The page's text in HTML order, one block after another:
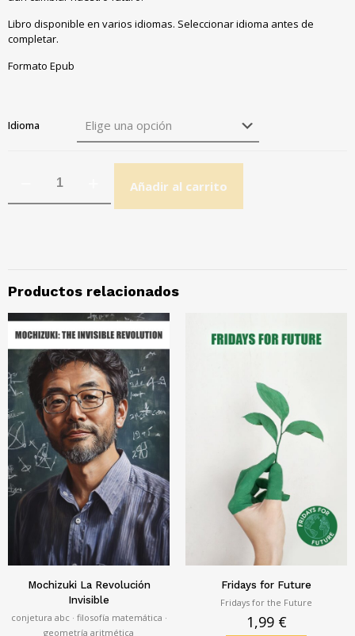
Libro disponible en varios idiomas. Seleccionar idioma antes de
completar.
Formato Epub
Idioma
Añadir al carrito
Productos relacionados
Mochizuki La Revolución
Invisible
conjetura abc · filosofía matemática ·
geometría aritmética
Fridays for Future
Fridays for the Future
1,99 €